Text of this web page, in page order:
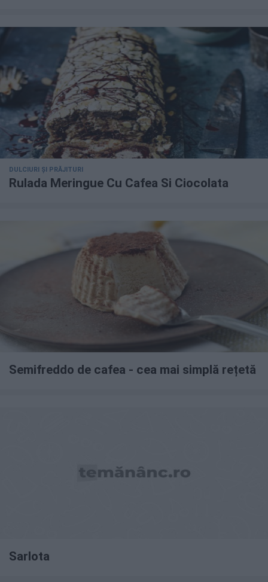
DULCIURI ȘI PRĂJITURI
Rulada Meringue Cu Cafea Si Ciocolata
Semifreddo de cafea - cea mai simplă rețetă
Sarlota